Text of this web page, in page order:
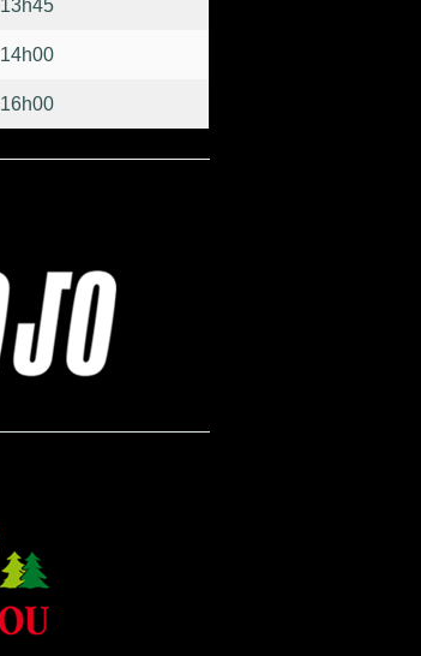
13h45
14h00
16h00